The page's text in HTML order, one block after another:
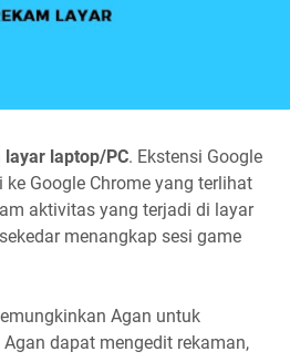
laptop/PC. Ekstensi Google
Google Chrome yang terlihat
aktivitas yang terjadi di layar
menangkap sesi game
Agan untuk
dapat mengedit rekaman,